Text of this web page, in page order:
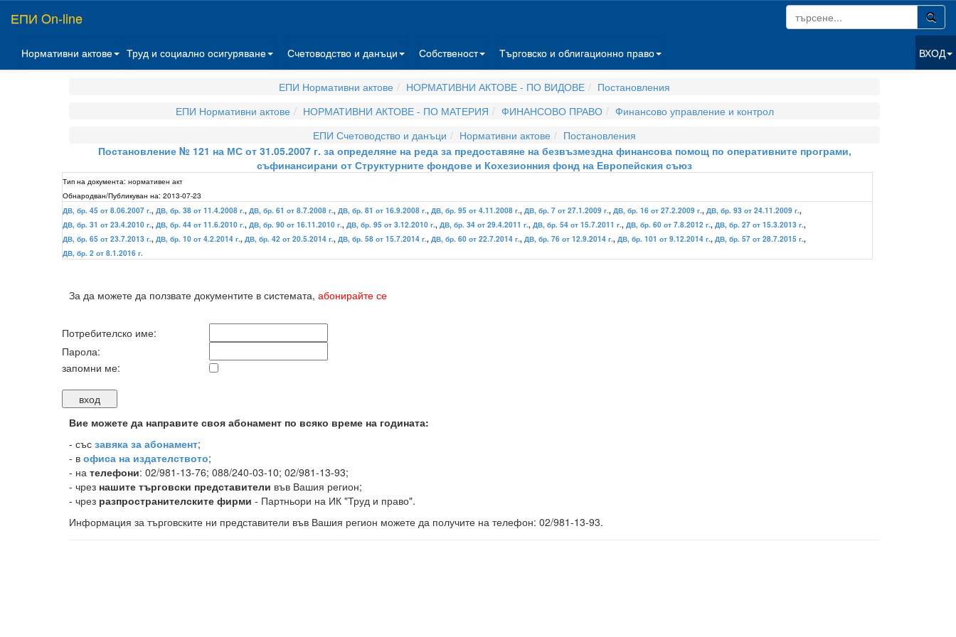
ЕПИ On-line
Нормативни актове Труд и социално осигуряване Счетоводство и данъци Собственост Търговско и облигационно право ВХОД
ЕПИ Нормативни актове НОРМАТИВНИ АКТОВЕ - ПО ВИДОВЕ
Постановления
ЕПИ Нормативни актове
НОРМАТИВНИ АКТОВЕ - ПО МАТЕРИЯ ФИНАНСОВО ПРАВО
Финансово управление и контрол
ЕПИ Счетоводство и данъци
Нормативни актове
Постановления
Постановление № 121 на МС от 31.05.2007 г. за определяне на реда за предоставяне на безвъзмездна финансова помощ по оперативните програми,
съфинансирани от Структурните фондове и Кохезионния фонд на Европейския съюз
Тип на документа: нормативен акт
Обнародван/Публикуван на: 2013-07-23
ДВ, бр. 45 от 8.06.2007 г., ДВ, бр. 38 от 11.4.2008 г., ДВ, бр. 61 от 8.7.2008 г., ДВ, бр. 81 от 16.9.2008 г., ДВ, бр. 95 от 4.11.2008 г., ДВ, бр. 7 от 27.1.2009 г., ДВ, бр. 16 от 27.2.2009 г., ДВ, бр. 93 от 24.11.2009 г.,
ДВ, бр. 31 от 23.4.2010 г., ДВ, бр. 44 от 11.6.2010 г., ДВ, бр. 90 от 16.11.2010 г., ДВ, бр. 95 от 3.12.2010 г., ДВ, бр. 34 от 29.4.2011 г., ДВ, бр. 54 от 15.7.2011 г., ДВ, бр. 60 от 7.8.2012 г., ДВ, бр. 27 от 15.3.2013 г.,
ДВ, бр. 65 от 23.7.2013 г., ДВ, бр. 10 от 4.2.2014 г., ДВ, бр. 42 от 20.5.2014 г., ДВ, бр. 58 от 15.7.2014 г., ДВ, бр. 60 от 22.7.2014 г., ДВ, бр. 76 от 12.9.2014 г., ДВ, бр. 101 от 9.12.2014 г., ДВ, бр. 57 от 28.7.2015 г.,
ДВ, бр. 2 от 8.1.2016 г.
За да можете да ползвате документите в системата, абонирайте се
Потребителско име:
Парола:
запомни ме:
Вие можете да направите своя абонамент по всяко време на годината:
- със завяка за абонамент;
- в офиса на издателството;
- на телефони: 02/981-13-76; 088/240-03-10; 02/981-13-93;
- чрез нашите търговски представители във Вашия регион;
- чрез разпространителските фирми - Партньори на ИК "Труд и право".
Информация за търговските ни представители във Вашия регион можете да получите на телефон: 02/981-13-93.